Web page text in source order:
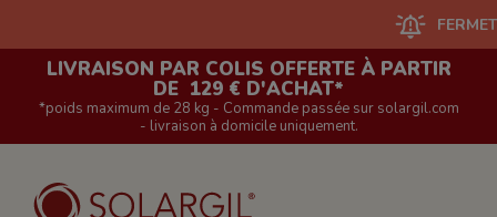
FERMETURE
LIVRAISON PAR COLIS OFFERTE À PARTIR
DE 129 € D'ACHAT*
*poids maximum de 28 kg - Commande passée sur solargil.com
- livraison à domicile uniquement.